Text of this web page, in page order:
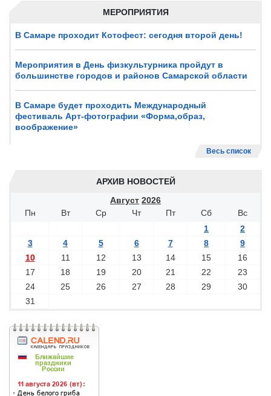
МЕРОПРИЯТИЯ
В Самаре проходит Котофест: сегодня второй день!
Мероприятия в День физкультурника пройдут в
большинстве городов и районов Самарской области
В Самаре будет проходить Международный
фестиваль Арт-фотографии «Форма,образ,
воображение»
Весь список
АРХИВ НОВОСТЕЙ
Август 2026
Пн
Вт Ср Чт Пт Сб
Вс
1
2
3
4 5 6 7 8
9
10
11 12 13 14 15
16
17
18 19 20 21 22
23
24
25 26 27 28 29
30
31